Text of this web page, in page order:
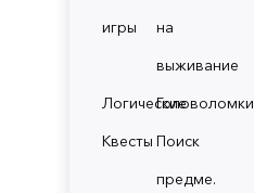
игры
на
выживание
ЛогическиеГоловоломки
Квесты Поиск
предме.